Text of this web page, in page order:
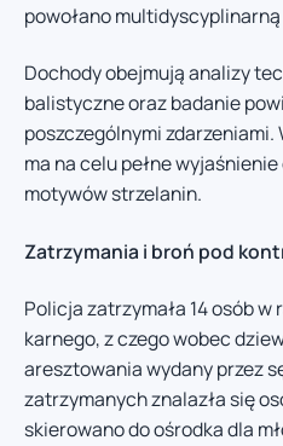
powołano multidyscyplinarną
Dochody obejmują analizy
balistyczne oraz badanie
poszczególnymi zdarzeniami.
ma na celu pełne
motywów strzelanin.
Zatrzymania i broń pod
Policja zatrzymała 14 osób
karnego, z czego wobec
aresztowania wydany przez
zatrzymanych znalazła się
skierowano do ośrodka dla